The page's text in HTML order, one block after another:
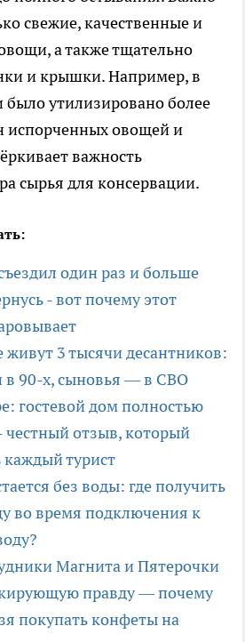
свежие, качественные и
а также тщательно
и крышки. Например, в
было утилизировано более
испорченных овощей и
важность
сырья для консервации.
один раз и больше
- вот почему этот
3 тысячи десантников:
в 90-х, сыновья — в СВО
гостевой дом полностью
честный отзыв, который
турист
без воды: где получить
во время подключения к
Магнита и Пятерочки
правду — почему
покупать конфеты на